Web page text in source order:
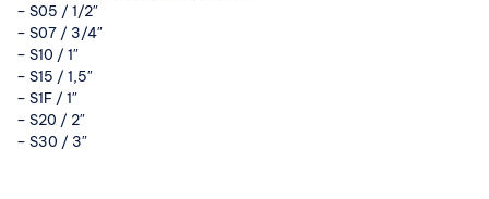
– S05 / 1/2″
– S07 / 3/4″
– S10 / 1″
– S15 / 1,5″
– S1F / 1″
– S20 / 2″
– S30 / 3″